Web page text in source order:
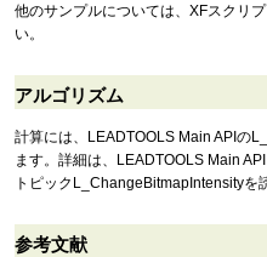
他のサンプルについては、XFスクリ
い。
アルゴリズム
計算には、LEADTOOLS Main APIの
ます。詳細は、LEADTOOLS Main
トピックL_ChangeBitmapIntensityを
参考文献